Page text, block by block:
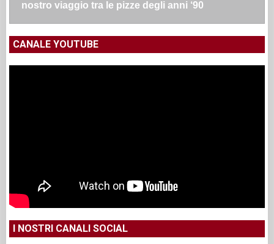
nostro viaggio tra le pizze degli anni ‘90
CANALE YOUTUBE
I NOSTRI CANALI SOCIAL